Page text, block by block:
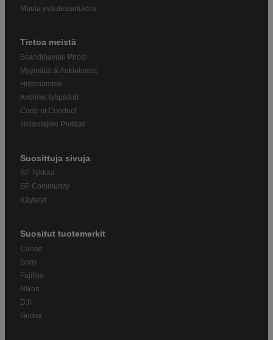
Muuta evästeasetuksia
Tietoa meistä
Scandinavian Photo
Myymälät & Aukioloajat
Historiamme
Avoimet työpaikat
Code of Conduct
Ilmiantajien Portaali
Suosittuja sivuja
SP Tykkää
SP Community
Käytetyt
Suositut tuotemerkit
Canon
Sony
Fujifilm
Nikon
DJI
Godox